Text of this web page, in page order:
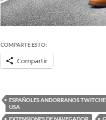
COMPARTE ESTO:
Compartir
ESPAÑOLES ANDORRANOS
USA